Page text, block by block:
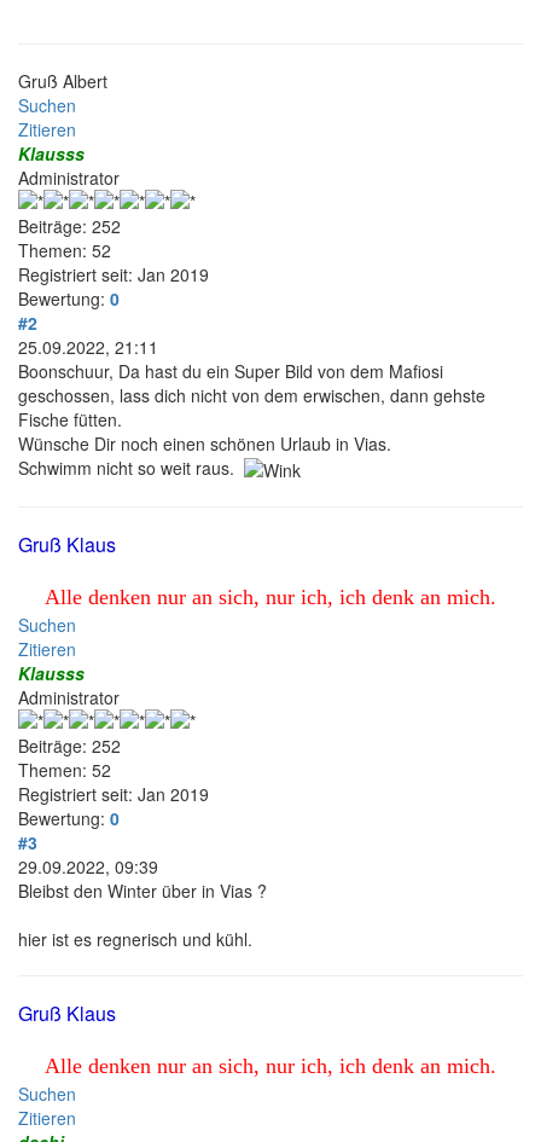
Gruß Albert
Suchen
Zitieren
Klausss
Administrator
Beiträge: 252
Themen: 52
Registriert seit: Jan 2019
Bewertung: 0
#2
25.09.2022, 21:11
Boonschuur, Da hast du ein Super Bild von dem Mafiosi
geschossen, lass dich nicht von dem erwischen, dann gehste
Fische fütten.
Wünsche Dir noch einen schönen Urlaub in Vias.
Schwimm nicht so weit raus.
Gruß Klaus
Alle denken nur an sich, nur ich, ich denk an mich.
Suchen
Zitieren
Klausss
Administrator
Beiträge: 252
Themen: 52
Registriert seit: Jan 2019
Bewertung: 0
#3
29.09.2022, 09:39
Bleibst den Winter über in Vias ?
hier ist es regnerisch und kühl.
Gruß Klaus
Alle denken nur an sich, nur ich, ich denk an mich.
Suchen
Zitieren